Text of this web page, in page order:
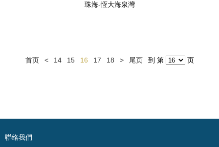
珠海-恆大海泉灣
首页 < 14 15 16 17 18 > 尾页 到 第 页
聯絡我們